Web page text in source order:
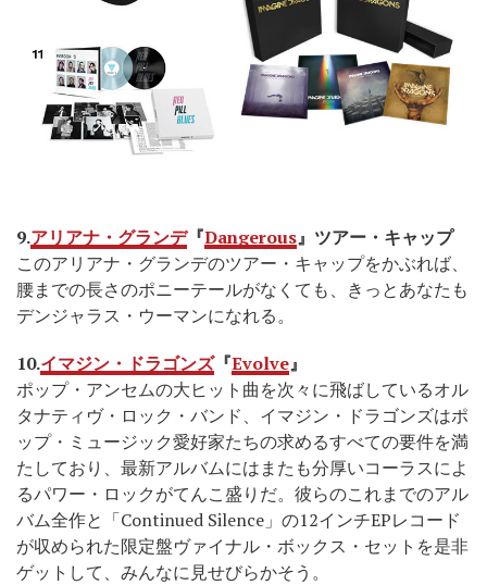
9.アリアナ・グランデ『Dangerous』ツアー・キャップ
このアリアナ・グランデのツアー・キャップをかぶれば、
腰までの長さのポニーテールがなくても、きっとあなたも
デンジャラス・ウーマンになれる。
10.イマジン・ドラゴンズ『Evolve』
ポップ・アンセムの大ヒット曲を次々に飛ばしているオル
タナティヴ・ロック・バンド、イマジン・ドラゴンズはポ
ップ・ミュージック愛好家たちの求めるすべての要件を満
たしており、最新アルバムにはまたも分厚いコーラスによ
るパワー・ロックがてんこ盛りだ。彼らのこれまでのアル
バム全作と「Continued Silence」の12インチEPレコード
が収められた限定盤ヴァイナル・ボックス・セットを是非
ゲットして、みんなに見せびらかそう。